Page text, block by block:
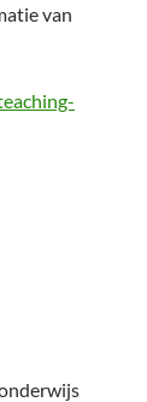
van